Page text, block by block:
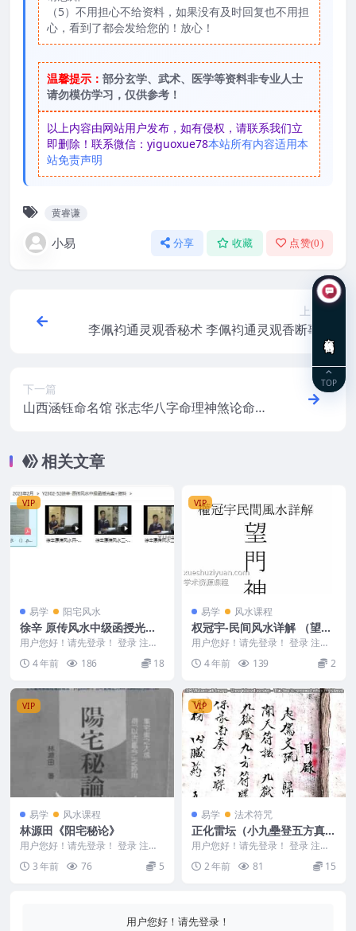
（5）不用担心不给资料，如果没有及时回复也不用担
心，看到了都会发给您的！放心！
温馨提示： 部分玄学、武术、医学等资料非专业人士
请勿模仿学习，仅供参考！
以上内容由网站用户发布，如有侵权，请联系我们立
即删除！联系微信：yiguoxue78本站所有内容适用本
站免责声明
黄睿谦
小易 分享 收藏 点赞(0)
上一篇
李佩袀通灵观香秘术 李佩袀通灵观香断事法
课程39集
下一篇
山西涵钰命名馆 张志华八字命理神煞论命专
相关文章
VIP
易学 阳宅风水
徐辛 原传风水中级函授光盘5
集视频+讲义资料
用户您好！请先登录！ 登录 注册
徐辛-原传风水中级函授光盘+资料
讲义资料和...
4 年前 186 18
VIP
易学 风水课程
权冠宇-民间风水详解 （望门
神断） 过路阴阳绘图神断—
望门神断(白色)195页
用户您好！请先登录！ 登录 注册
断）过路阴阳绘图神...
4 年前 139 2
VIP
易学 风水课程
林源田《阳宅秘论》
用户您好！请先登录！ 登录 注册
编号：MY2212-200-331 林源田
《阳...3 年前 76 5
VIP
易学 法术符咒
正化雷坛（小九壘登五方真
符）.pdf
用户您好！请先登录！ 登录 注册
正化雷坛（小九壘登五方真符）.p
df 2405...
2 年前 81 15
用户您好！请先登录！
TOP